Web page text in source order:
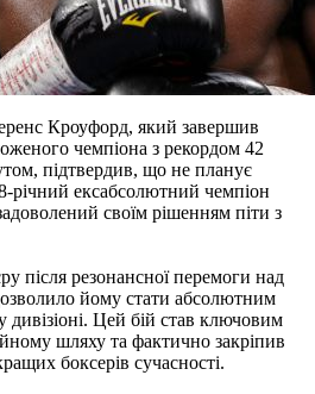
Кроуфорд, який завершив
чемпіона з рекордом 42
підтвердив, що не планує
річний ексабсолютний чемпіон
своїм рішенням піти з
після резонансної перемоги над
йому стати абсолютним
Цей бій став ключовим
шляху та фактично закріпив
боксерів сучасності.